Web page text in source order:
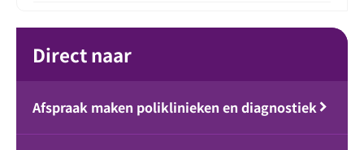
Direct naar
Afspraak maken poliklinieken en diagnostiek